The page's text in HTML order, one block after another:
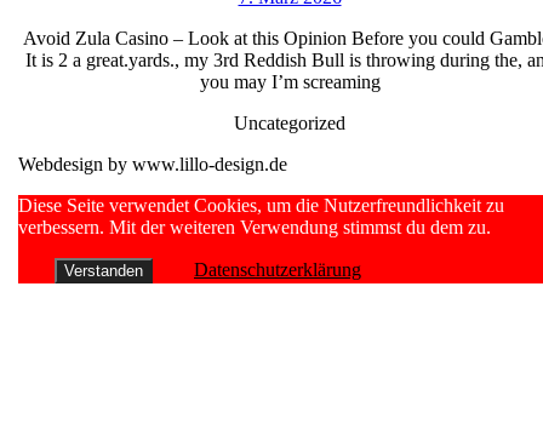
theGame
and
you
2026
Avoid Zula Casino – Look at this Opinion Before you could
It is 2 a great.yards., my 3rd Reddish Bull is throwing during the,
you may I’m screaming
Uncategorized
Webdesign by www.lillo-design.de
Scroll
Up
Diese Seite verwendet Cookies, um die Nutzerfreundlichkeit zu
verbessern. Mit der weiteren Verwendung stimmst du dem zu.
Verstanden Datenschutzerklärung